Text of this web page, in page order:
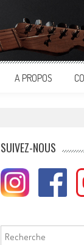
A PROPOS
SUIVEZ-NOUS
Rechercher